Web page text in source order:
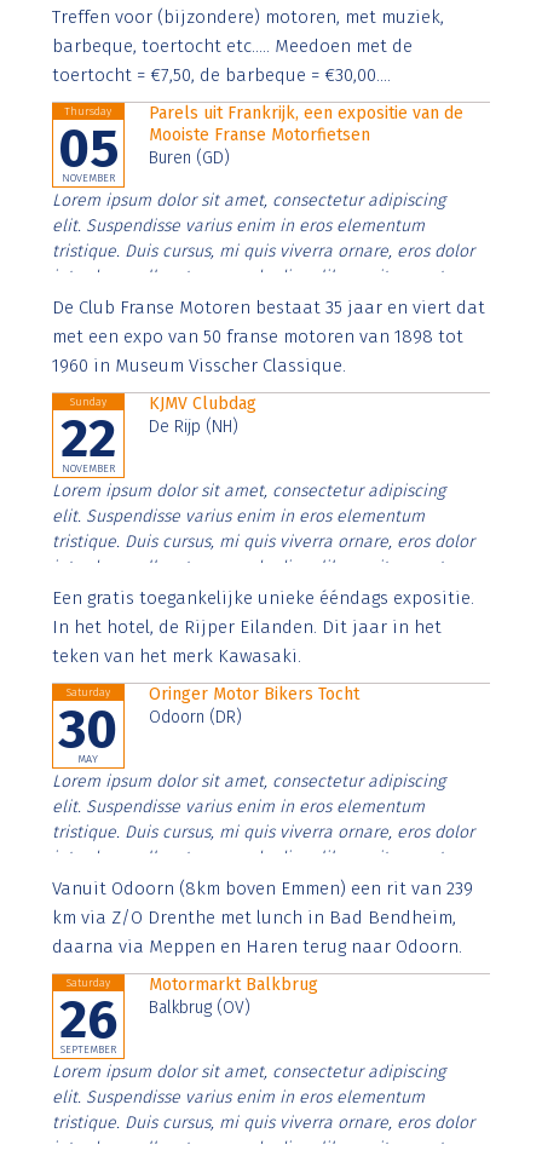
Aenean faucibus nibh et justo cursus id rutrum lorem
imperdiet. Nunc ut sem vitae risus tristique posuere.
Treffen voor (bijzondere) motoren, met muziek,
barbeque, toertocht etc..... Meedoen met de
toertocht = €7,50, de barbeque = €30,00....
Thursday
05
NOVEMBER
Parels uit Frankrijk, een expositie van de
Mooiste Franse Motorfietsen
Buren (GD)
Lorem ipsum dolor sit amet, consectetur adipiscing
elit. Suspendisse varius enim in eros elementum
tristique. Duis cursus, mi quis viverra ornare, eros dolor
interdum nulla, ut commodo diam libero vitae erat.
Aenean faucibus nibh et justo cursus id rutrum lorem
imperdiet. Nunc ut sem vitae risus tristique posuere.
De Club Franse Motoren bestaat 35 jaar en viert dat
met een expo van 50 franse motoren van 1898 tot
1960 in Museum Visscher Classique.
Sunday
22
NOVEMBER
KJMV Clubdag
De Rijp (NH)
Lorem ipsum dolor sit amet, consectetur adipiscing
elit. Suspendisse varius enim in eros elementum
tristique. Duis cursus, mi quis viverra ornare, eros dolor
interdum nulla, ut commodo diam libero vitae erat.
Aenean faucibus nibh et justo cursus id rutrum lorem
imperdiet. Nunc ut sem vitae risus tristique posuere.
Een gratis toegankelijke unieke ééndags expositie.
In het hotel, de Rijper Eilanden. Dit jaar in het
teken van het merk Kawasaki.
Saturday
30
MAY
Oringer Motor Bikers Tocht
Odoorn (DR)
Lorem ipsum dolor sit amet, consectetur adipiscing
elit. Suspendisse varius enim in eros elementum
tristique. Duis cursus, mi quis viverra ornare, eros dolor
interdum nulla, ut commodo diam libero vitae erat.
Aenean faucibus nibh et justo cursus id rutrum lorem
imperdiet. Nunc ut sem vitae risus tristique posuere.
Vanuit Odoorn (8km boven Emmen) een rit van 239
km via Z/O Drenthe met lunch in Bad Bendheim,
daarna via Meppen en Haren terug naar Odoorn.
Saturday
26
SEPTEMBER
Motormarkt Balkbrug
Balkbrug (OV)
Lorem ipsum dolor sit amet, consectetur adipiscing
elit. Suspendisse varius enim in eros elementum
tristique. Duis cursus, mi quis viverra ornare, eros dolor
interdum nulla, ut commodo diam libero vitae erat.